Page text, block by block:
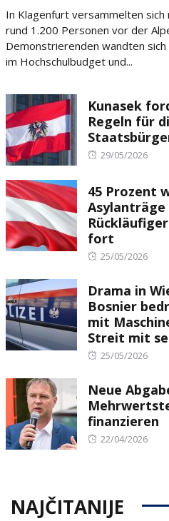
In Klagenfurt versammelten
rund 1.200 Personen vor der
Demonstrierenden wandten
im Hochschulbudget und...
Kunasek
Regeln für
Posted
29/05/2026
45 Prozent
Asylanträge
fort
Posted
25/05/2026
Drama in
Bosnier
mit
Streit mit
Posted
25/05/2026
Neue
finanzieren
Posted
22/04/2026
NAJČITANIJE